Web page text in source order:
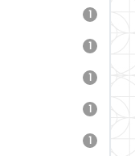
1
1
1
1
1